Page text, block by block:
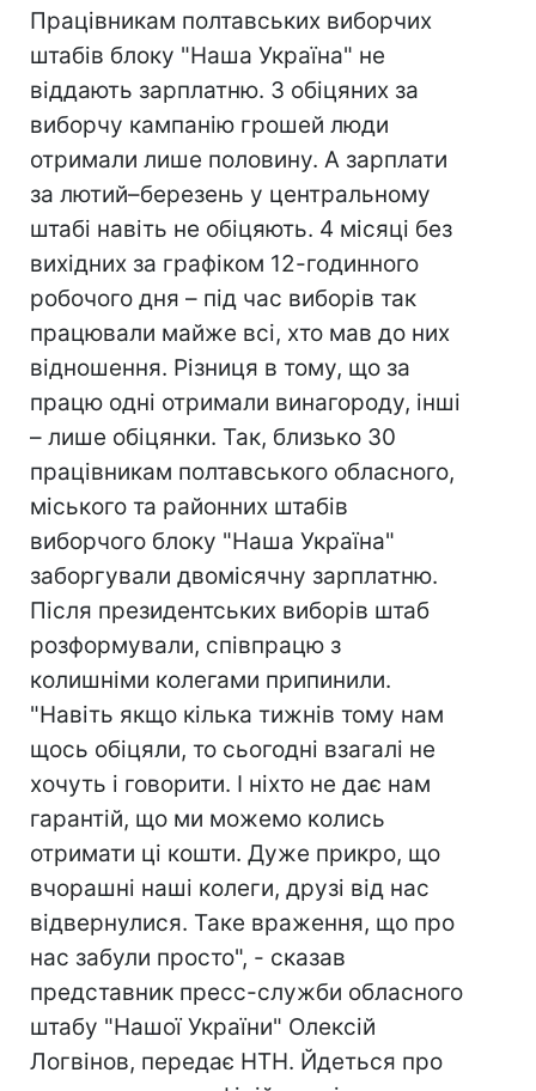
Працівникам полтавських виборчих
штабів блоку "Наша Україна" не
віддають зарплатню. З обіцяних за
виборчу кампанію грошей люди
отримали лише половину. А зарплати
за лютий–березень у центральному
штабі навіть не обіцяють. 4 місяці без
вихідних за графіком 12-годинного
робочого дня – під час виборів так
працювали майже всі, хто мав до них
відношення. Різниця в тому, що за
працю одні отримали винагороду, інші
– лише обіцянки. Так, близько 30
працівникам полтавського обласного,
міського та районних штабів
виборчого блоку "Наша Україна"
заборгували двомісячну зарплатню.
Після президентських виборів штаб
розформували, співпрацю з
колишніми колегами припинили.
"Навіть якщо кілька тижнів тому нам
щось обіцяли, то сьогодні взагалі не
хочуть і говорити. І ніхто не дає нам
гарантій, що ми можемо колись
отримати ці кошти. Дуже прикро, що
вчорашні наші колеги, друзі від нас
відвернулися. Таке враження, що про
нас забули просто", - сказав
представник пресс-служби обласного
штабу "Нашої України" Олексій
Логвінов, передає НТН. Йдеться про